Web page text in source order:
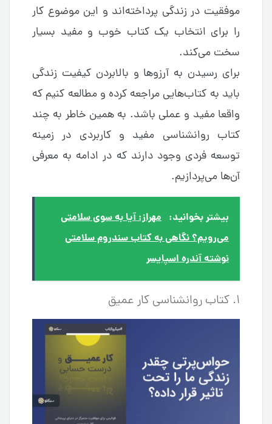
موفقیت در زندگی پرداخته‌اند و این موضوع کار
را برای انتخاب یک کتاب خوب و مفید بسیار
سخت می‌کند.
برای رسیدن به آرزوها و بالابردن کیفیت زندگی
باید به کتاب‌هایی مراجعه کرده و مطالعه کنیم که
واقعا مفید و عملی باشد. به همین خاطر به چند
کتاب روانشناسی مفید و کاربردی در زمینه
توسعه فردی وجود دارند که در ادامه به معرفی
آن‌ها می‌پردازیم.
بیشتر بخوانید: مهراز: آیا به سوی سلامتی
می‌رویم؟ نگاهی به کتاب سندروم سلامتی
نوشته آندره اسپایسر
۱. کتاب روانشناسی کار عمیق